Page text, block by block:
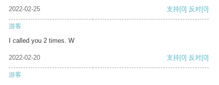
2022-02-25 支持[0] 反对[0]
游客
I called you 2 times. W
2022-02-20 支持[0] 反对[0]
游客